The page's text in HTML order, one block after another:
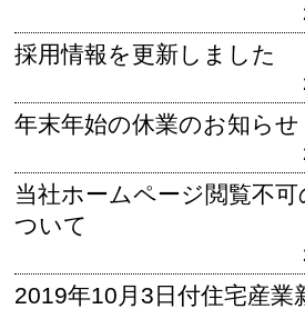
採用情報を更新しました
年末年始の休業のお知らせ
当社ホームページ閲覧不可
ついて
2019年10月3日付住宅産業